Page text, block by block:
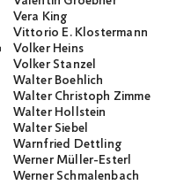
Vera King
Vittorio E. Klostermann
Volker Heins
Volker Stanzel
Walter Boehlich
Walter Christoph Zimmerli
Walter Hollstein
Walter Siebel
Warnfried Dettling
Werner Müller-Esterl
Werner Schmalenbach